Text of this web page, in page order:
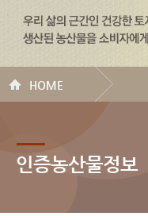
HOME
인증농산물정보